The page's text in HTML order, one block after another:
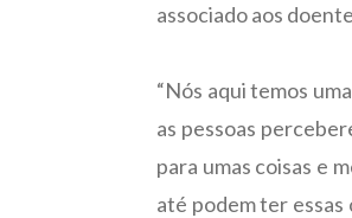
associado aos
“Nós aqui temos
as pessoas
para umas coisas e
até podem ter